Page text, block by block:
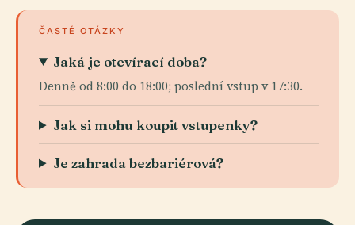
ČASTÉ OTÁZKY
Jaká je otevírací doba?
Denně od 8:00 do 18:00; poslední vstup v 17:30.
Jak si mohu koupit vstupenky?
Je zahrada bezbariérová?